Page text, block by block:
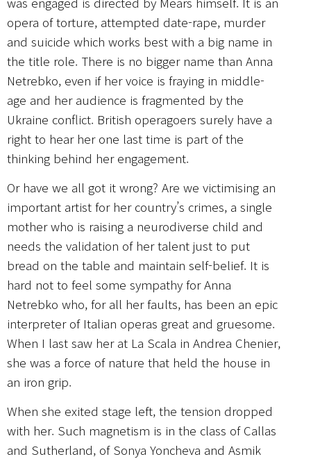
opera of torture, attempted date-rape, murder
and suicide which works best with a big name in
the title role. There is no bigger name than Anna
Netrebko, even if her voice is fraying in middle-
age and her audience is fragmented by the
Ukraine conflict. British operagoers surely have a
right to hear her one last time is part of the
thinking behind her engagement.
Or have we all got it wrong? Are we victimising an
important artist for her country’s crimes, a single
mother who is raising a neurodiverse child and
needs the validation of her talent just to put
bread on the table and maintain self-belief. It is
hard not to feel some sympathy for Anna
Netrebko who, for all her faults, has been an epic
interpreter of Italian operas great and gruesome.
When I last saw her at La Scala in Andrea Chenier,
she was a force of nature that held the house in
an iron grip.
When she exited stage left, the tension dropped
with her. Such magnetism is in the class of Callas
and Sutherland, of Sonya Yoncheva and Asmik